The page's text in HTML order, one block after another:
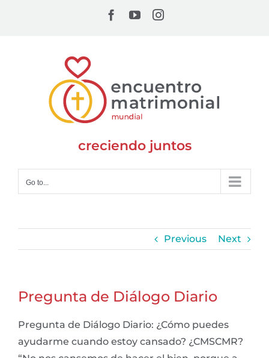
Facebook
YouTubeInstagram
creciendo juntos
Go to...
Previous Next
Pregunta de Diálogo Diario
Pregunta de Diálogo Diario: ¿Cómo puedes
ayudarme cuando estoy cansado? ¿CMSCMR?